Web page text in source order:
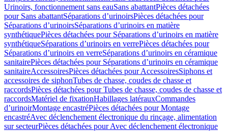
Urinoirs, fonctionnement sans eauSans abattantPièces détachées
pour Sans abattantSéparations d’urinoirsPièces détachées pour
Séparations d’urinoirsSéparations d’urinoirs en matière
synthétiquePièces détachées pour Séparations d’urinoirs en matière
synthétiqueSéparations d’urinoirs en verrePièces détachées pour
Séparations d’urinoirs en verreSéparations d’urinoirs en céramique
sanitairePièces détachées pour Séparations d’urinoirs en céramique
sanitaireAccessoiresPièces détachées pour AccessoiresSiphons et
accessoires de siphonTubes de chasse, coudes de chasse et
raccordsPièces détachées pour Tubes de chasse, coudes de chasse et
raccordsMatériel de fixationHabillages latérauxCommandes
dʼurinoirMontage encastréPièces détachées pour Montage
encastréAvec déclenchement électronique du rinçage, alimentation
sur secteurPièces détachées pour Avec déclenchement électronique